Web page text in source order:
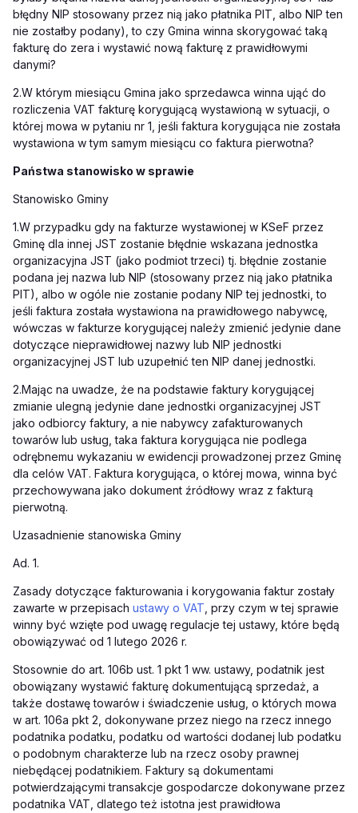
błędny NIP stosowany przez nią jako płatnika PIT, albo NIP ten
nie zostałby podany), to czy Gmina winna skorygować taką
fakturę do zera i wystawić nową fakturę z prawidłowymi
danymi?
2.W którym miesiącu Gmina jako sprzedawca winna ująć do
rozliczenia VAT fakturę korygującą wystawioną w sytuacji, o
której mowa w pytaniu nr 1, jeśli faktura korygująca nie została
wystawiona w tym samym miesiącu co faktura pierwotna?
Państwa stanowisko w sprawie
Stanowisko Gminy
1.W przypadku gdy na fakturze wystawionej w KSeF przez
Gminę dla innej JST zostanie błędnie wskazana jednostka
organizacyjna JST (jako podmiot trzeci) tj. błędnie zostanie
podana jej nazwa lub NIP (stosowany przez nią jako płatnika
PIT), albo w ogóle nie zostanie podany NIP tej jednostki, to
jeśli faktura została wystawiona na prawidłowego nabywcę,
wówczas w fakturze korygującej należy zmienić jedynie dane
dotyczące nieprawidłowej nazwy lub NIP jednostki
organizacyjnej JST lub uzupełnić ten NIP danej jednostki.
2.Mając na uwadze, że na podstawie faktury korygującej
zmianie ulegną jedynie dane jednostki organizacyjnej JST
jako odbiorcy faktury, a nie nabywcy zafakturowanych
towarów lub usług, taka faktura korygująca nie podlega
odrębnemu wykazaniu w ewidencji prowadzonej przez Gminę
dla celów VAT. Faktura korygująca, o której mowa, winna być
przechowywana jako dokument źródłowy wraz z fakturą
pierwotną.
Uzasadnienie stanowiska Gminy
Ad. 1.
Zasady dotyczące fakturowania i korygowania faktur zostały
zawarte w przepisach ustawy o VAT , przy czym w tej sprawie
winny być wzięte pod uwagę regulacje tej ustawy, które będą
obowiązywać od 1 lutego 2026 r.
Stosownie do art. 106b ust. 1 pkt 1 ww. ustawy, podatnik jest
obowiązany wystawić fakturę dokumentującą sprzedaż, a
także dostawę towarów i świadczenie usług, o których mowa
w art. 106a pkt 2, dokonywane przez niego na rzecz innego
podatnika podatku, podatku od wartości dodanej lub podatku
o podobnym charakterze lub na rzecz osoby prawnej
niebędącej podatnikiem. Faktury są dokumentami
potwierdzającymi transakcje gospodarcze dokonywane przez
podatnika VAT, dlatego też istotna jest prawidłowa